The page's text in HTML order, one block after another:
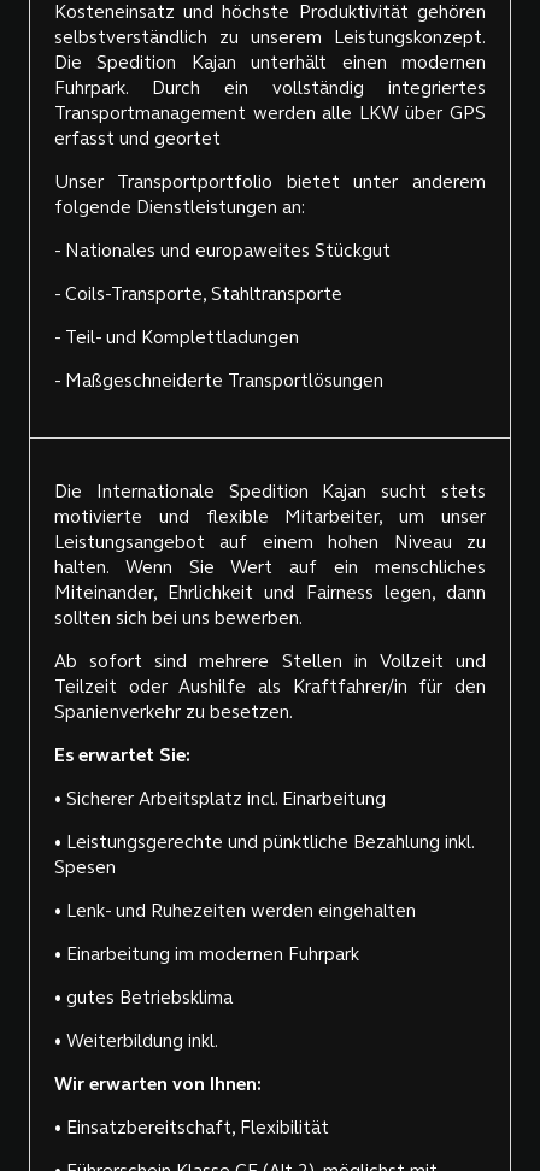
Kosteneinsatz und höchste Produktivität gehören
selbstverständlich zu unserem Leistungskonzept.
Die Spedition Kajan unterhält einen modernen
Fuhrpark. Durch ein vollständig integriertes
Transportmanagement werden alle LKW über GPS
erfasst und geortet
Unser Transportportfolio bietet unter anderem
folgende Dienstleistungen an:
- Nationales und europaweites Stückgut
- Coils-Transporte, Stahltransporte
- Teil- und Komplettladungen
- Maßgeschneiderte Transportlösungen
Die Internationale Spedition Kajan sucht stets
motivierte und flexible Mitarbeiter, um unser
Leistungsangebot auf einem hohen Niveau zu
halten. Wenn Sie Wert auf ein menschliches
Miteinander, Ehrlichkeit und Fairness legen, dann
sollten sich bei uns bewerben.
Ab sofort sind mehrere Stellen in Vollzeit und
Teilzeit oder Aushilfe als Kraftfahrer/in für den
Spanienverkehr zu besetzen.
Es erwartet Sie:
• Sicherer Arbeitsplatz incl. Einarbeitung
• Leistungsgerechte und pünktliche Bezahlung inkl.
Spesen
• Lenk- und Ruhezeiten werden eingehalten
• Einarbeitung im modernen Fuhrpark
• gutes Betriebsklima
• Weiterbildung inkl.
Wir erwarten von Ihnen:
• Einsatzbereitschaft, Flexibilität